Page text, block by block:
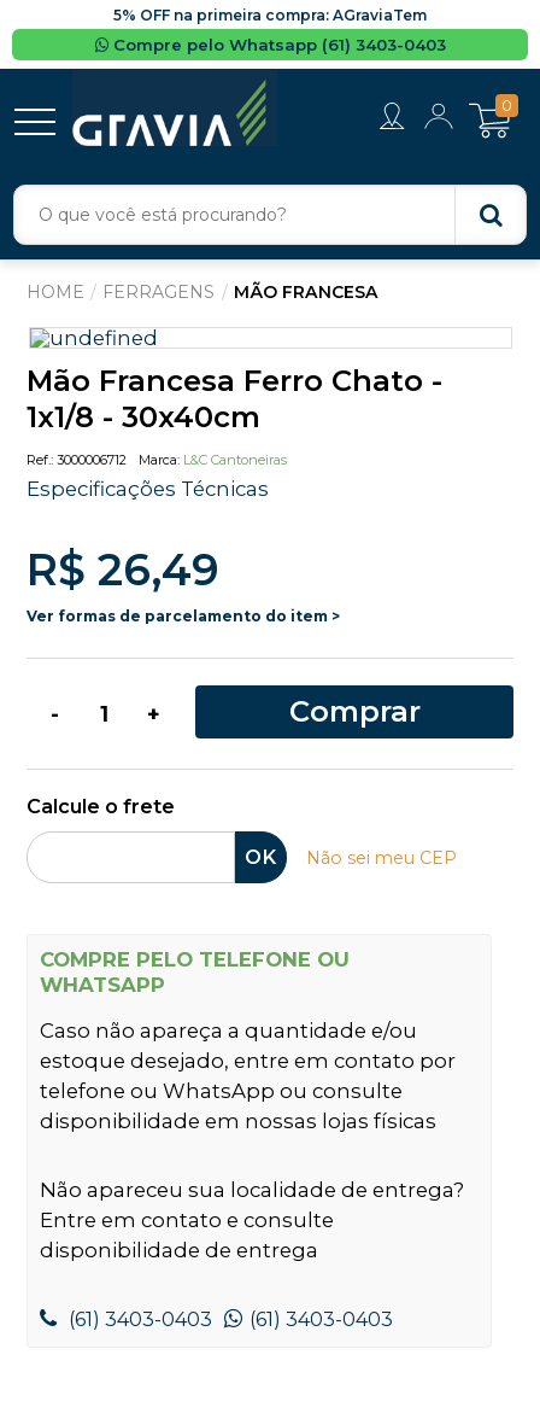
5% OFF na primeira compra: AGraviaTem
Compre pelo Whatsapp (61) 3403-0403
0
FERRAGENS MÃO FRANCESA
Mão Francesa Ferro Chato -
1x1/8 - 30x40cm
3000006712 L&C Cantoneiras
Especificações Técnicas
R$ 26,49
Ver formas de parcelamento do item >
- + Comprar
Calcule o frete
OK Não sei meu CEP
COMPRE PELO TELEFONE OU
WHATSAPP
Caso não apareça a quantidade e/ou
estoque desejado, entre em contato por
telefone ou WhatsApp ou consulte
disponibilidade em nossas lojas físicas
Não apareceu sua localidade de entrega?
Entre em contato e consulte
disponibilidade de entrega
(61) 3403-0403 (61) 3403-0403